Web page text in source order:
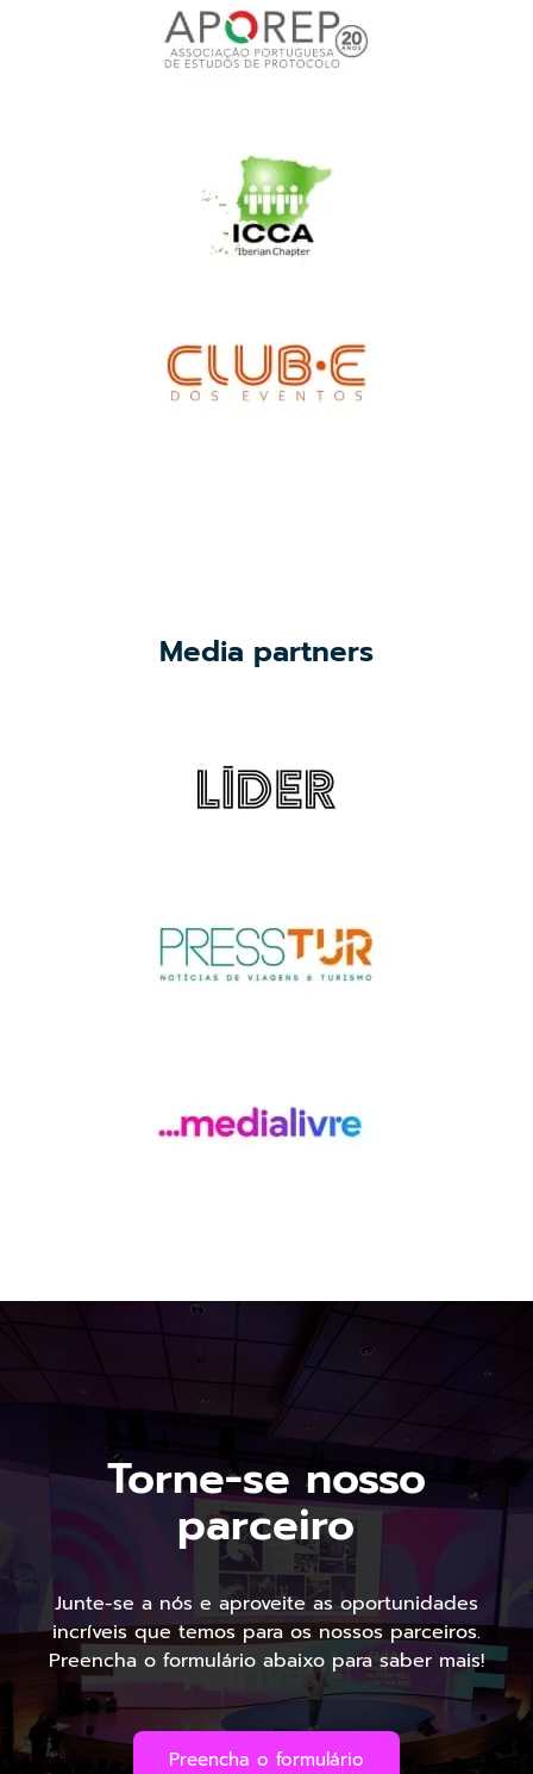
Media partners
Torne-se nosso
parceiro
Junte-se a nós e aproveite as oportunidades
incríveis que temos para os nossos parceiros.
Preencha o formulário abaixo para saber mais!
Preencha o formulário